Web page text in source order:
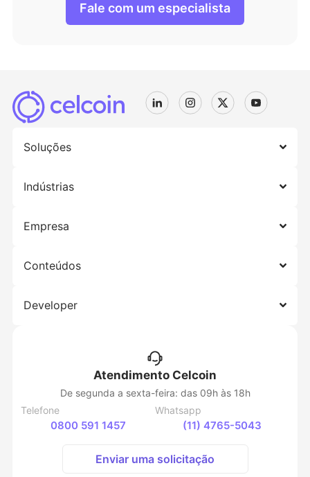
Fale com um especialista
Soluções
Indústrias
Empresa
Conteúdos
Developer
Atendimento Celcoin
De segunda a sexta-feira: das 09h às 18h
Telefone
0800 591 1457
Whatsapp
(11) 4765-5043
Enviar uma solicitação